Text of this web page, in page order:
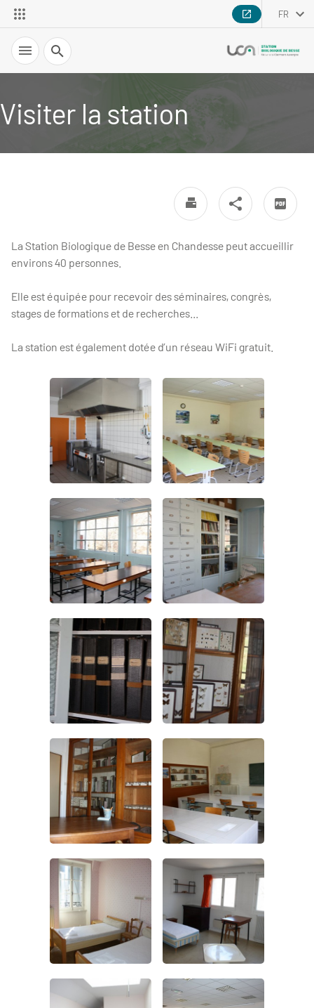
FR
Recherche
Visiter la station
La Station Biologique de Besse en Chandesse peut accueillir
environs 40 personnes.
Elle est équipée pour recevoir des séminaires, congrès,
stages de formations et de recherches...
La station est également dotée d’un réseau WiFi gratuit.